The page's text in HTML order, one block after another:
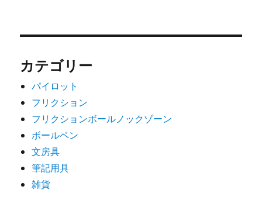
カテゴリー
パイロット
フリクション
フリクションボールノックゾーン
ボールペン
文房具
筆記用具
雑貨